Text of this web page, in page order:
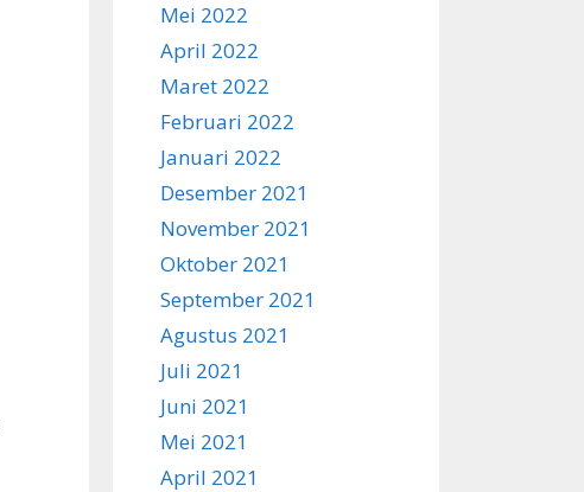
Mei 2022
April 2022
Maret 2022
Februari 2022
Januari 2022
Desember 2021
November 2021
Oktober 2021
September 2021
Agustus 2021
Juli 2021
Juni 2021
Mei 2021
April 2021